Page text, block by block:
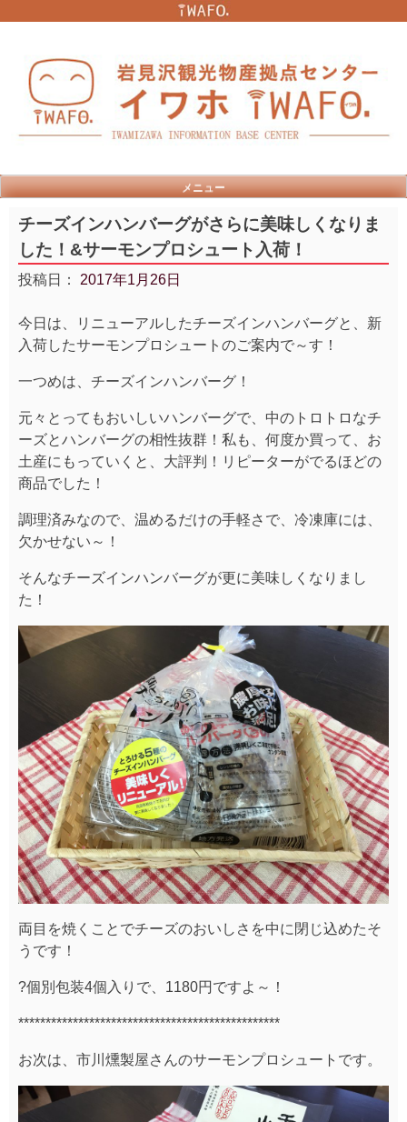
メニュー
チーズインハンバーグがさらに美味しくなりま
した！&サーモンプロシュート入荷！
投稿日： 2017年1月26日
今日は、リニューアルしたチーズインハンバーグと、新
入荷したサーモンプロシュートのご案内で～す！
一つめは、チーズインハンバーグ！
元々とってもおいしいハンバーグで、中のトロトロなチ
ーズとハンバーグの相性抜群！私も、何度か買って、お
土産にもっていくと、大評判！リピーターがでるほどの
商品でした！
調理済みなので、温めるだけの手軽さで、冷凍庫には、
欠かせない～！
そんなチーズインハンバーグが更に美味しくなりまし
た！
両目を焼くことでチーズのおいしさを中に閉じ込めたそ
うです！
?個別包装4個入りで、1180円ですよ～！
************************************************
お次は、市川燻製屋さんのサーモンプロシュートです。